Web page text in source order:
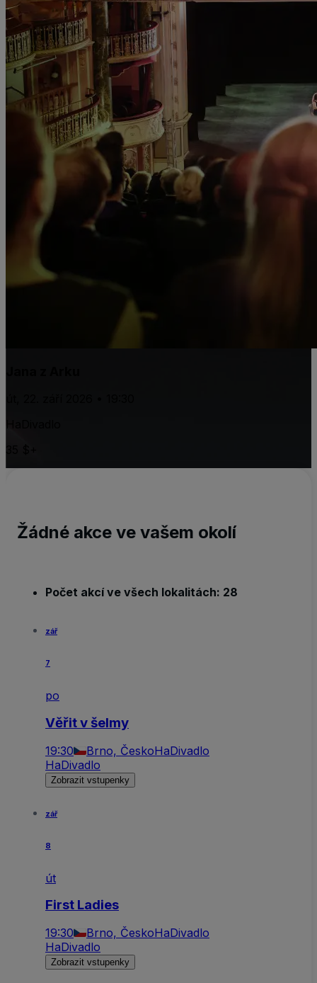
Žádné akce ve vašem okolí
Počet akcí ve všech lokalitách: 28
zář
7
po
Věřit v šelmy
19:30 Brno, ČeskoHaDivadlo
HaDivadlo
Zobrazit vstupenky
zář
8
út
First Ladies
19:30 Brno, ČeskoHaDivadlo
HaDivadlo
Zobrazit vstupenky